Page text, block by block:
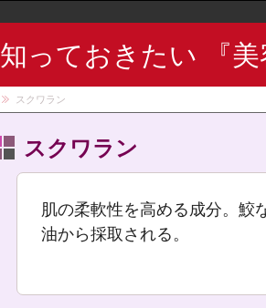
知っておきたい 『美
スクワラン
スクワラン
肌の柔軟性を高める成分。鮫
油から採取される。
食物繊維
シルク
新陳代謝
シンメトリー
忍冬
水酸化ナトリウム
スイートアーモンド油